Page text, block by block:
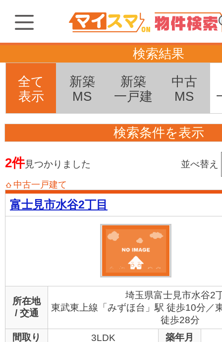
検索結果
全て
表示
新築
MS
新築
一戸建
中古
MS
検索条件を表示
2件見つかりました 並べ替え
中古一戸建て
富士見市水谷2丁目
所在地
/ 交通
埼玉県富士見市水谷2
東武東上線「みずほ台」駅 徒歩10分／
徒歩28分
間取り
3LDK 築年月